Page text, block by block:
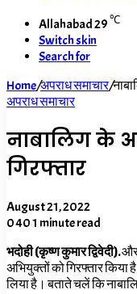
Allahabad29℃
Switch skin
Search for
Home/अपराध समाचार/
अपराध समाचार
नाबालिग के
गिरफ्तार
August 21, 2022
0401 minute read
भदोही (कृष्ण कुमार द्विवेदी).
अभियुक्तों को गिरफ्तार
लिया है। बताते चलें कि